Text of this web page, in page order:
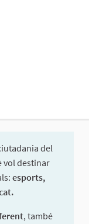
del
vol destinar
esports,
, també